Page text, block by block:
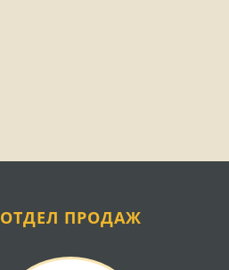
ОТДЕЛ ПРОДАЖ